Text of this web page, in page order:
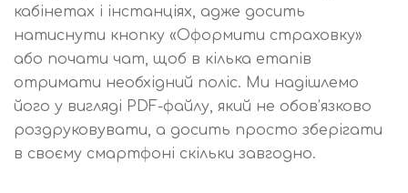
кабінетах і інстанціях, адже досить
натиснути кнопку «Оформити страховку»
або почати чат, щоб в кілька етапів
отримати необхідний поліс. Ми надішлемо
його у вигляді PDF-файлу, який не обов’язково
роздруковувати, а досить просто зберігати
в своєму смартфоні скільки завгодно.